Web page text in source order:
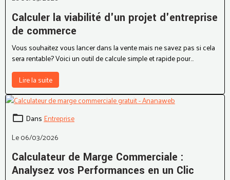
Calculer la viabilité d'un projet d'entreprise
de commerce
Vous souhaitez vous lancer dans la vente mais ne savez pas si cela
sera rentable? Voici un outil de calcule simple et rapide pour
connaitre le chiffre d'affaires minimum à faire.
Lire la suite
DansEntreprise
Le 06/03/2026
Calculateur de Marge Commerciale :
Analysez vos Performances en un Clic